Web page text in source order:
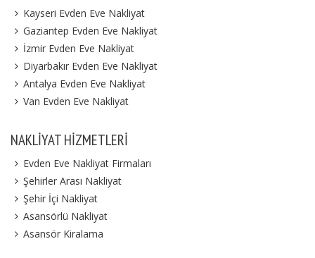
Kayseri Evden Eve Nakliyat
Gaziantep Evden Eve Nakliyat
İzmir Evden Eve Nakliyat
Diyarbakır Evden Eve Nakliyat
Antalya Evden Eve Nakliyat
Van Evden Eve Nakliyat
NAKLIYAT HIZMETLERI
Evden Eve Nakliyat Firmaları
Şehirler Arası Nakliyat
Şehir İçi Nakliyat
Asansörlü Nakliyat
Asansör Kiralama